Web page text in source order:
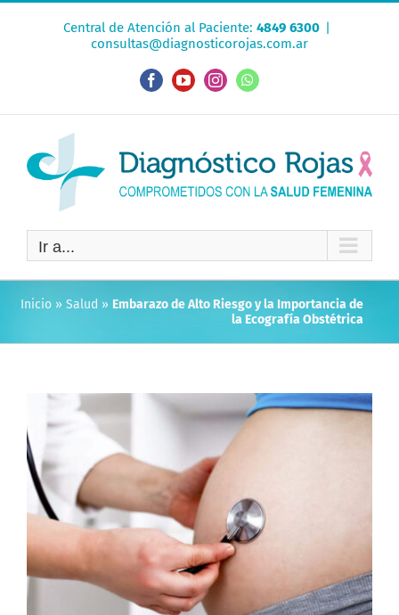
Central de Atención al Paciente: 4849 6300 |
consultas@diagnosticorojas.com.ar
FacebookYouTubeInstagramWhatsApp
Ir a...
Inicio » Salud » Embarazo de Alto Riesgo y la Importancia de
la Ecografía Obstétrica